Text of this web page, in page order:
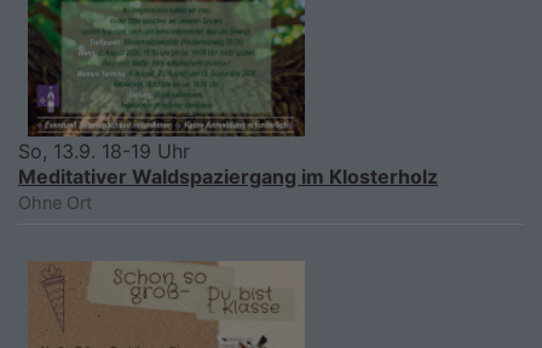
So, 13.9. 18-19 Uhr
Meditativer Waldspaziergang im Klosterholz
Ohne Ort